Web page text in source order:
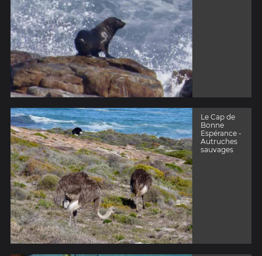
Le Cap de
Bonne
Espérance -
Autruches
sauvages